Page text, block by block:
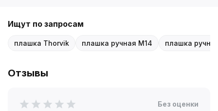
Ищут по запросам
плашка Thorvik плашка ручная M14 плашка
Отзывы
Без оценки